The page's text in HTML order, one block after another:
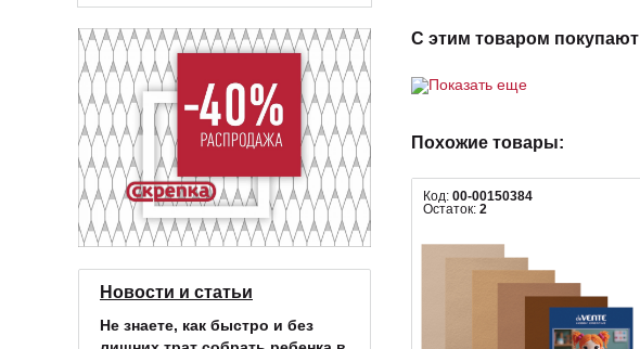
Новости и статьи
Не знаете, как быстро и без
С этим товаром покупают
Показать еще
Похожие товары:
Код: 00-00150384
Остаток: 2